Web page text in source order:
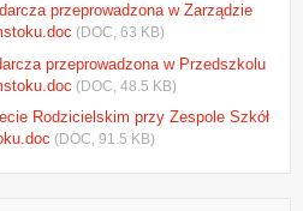
przeprowadzona w Zarządzie
(DOC, 63 KB)
przeprowadzona w Przedszkolu
(DOC, 48.5 KB)
Rodzicielskim przy Zespole Szkół
(DOC, 91.5 KB)